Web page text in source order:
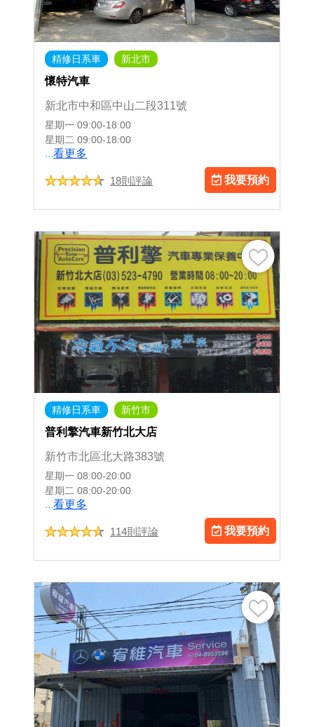
精修日系車 新北市
懷特汽車
新北市中和區中山二段311號
星期一 09:00-18:00
星期二 09:00-18:00
...看更多
18則評論 我要預約
精修日系車 新竹市
普利擎汽車新竹北大店
新竹市北區北大路383號
星期一 08:00-20:00
星期二 08:00-20:00
...看更多
114則評論 我要預約